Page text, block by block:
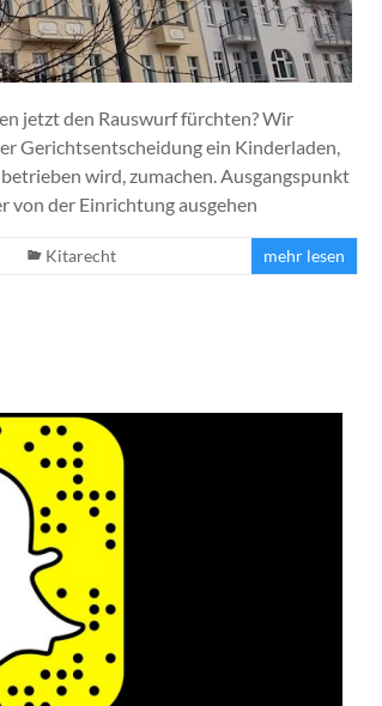
jetzt den Rauswurf fürchten? Wir
Gerichtsentscheidung ein Kinderladen,
betrieben wird, zumachen. Ausgangspunkt
von der Einrichtung ausgehen
Kitarecht mehr lesen